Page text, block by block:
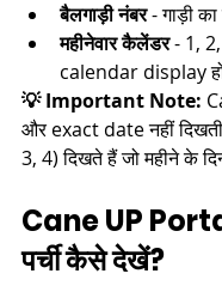
बैलगाड़ी नंबर - गाड़ी का
महीनेवार कैलेंडर - 1,
calendar display
💡 Important Note:
और exact date नहीं
3, 4) दिखते हैं जो महीने के
Cane UP
पर्ची कैसे देखें?